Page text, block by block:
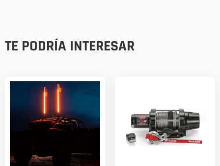
TE PODRÍA INTERESAR